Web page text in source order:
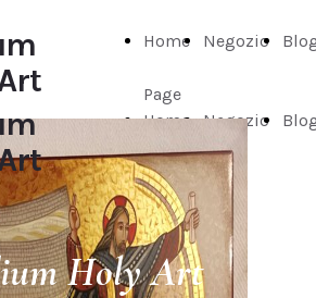
Home
Page
Negozio
Home
Page
Negozio
Holy Art